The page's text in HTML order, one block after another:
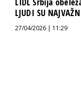
LJUDI SU
27/04/2026 | 11:29